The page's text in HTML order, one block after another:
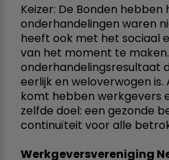
Keizer: De Bonden
onderhandelingen waren
heeft ook met het sociaal
van het moment te
onderhandelingsresultaat
eerlijk en weloverwogen is.
komt hebben werkgevers
zelfde doel: een gezonde
continuïteit voor alle
Werkgeversvereniging